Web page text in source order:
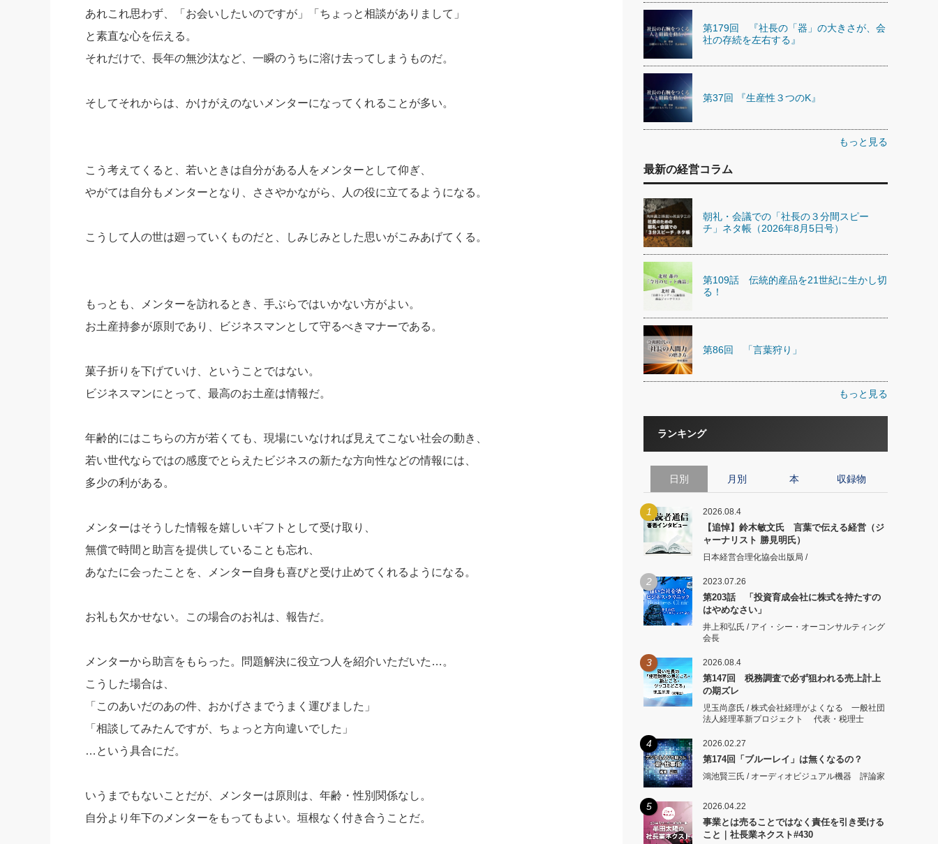
あれこれ思わず、「お会いしたいのですが」「ちょっと相談がありまして」
と素直な心を伝える。
それだけで、長年の無沙汰など、一瞬のうちに溶け去ってしまうものだ。
そしてそれからは、かけがえのないメンターになってくれることが多い。
こう考えてくると、若いときは自分がある人をメンターとして仰ぎ、
やがては自分もメンターとなり、ささやかながら、人の役に立てるようになる。
こうして人の世は廻っていくものだと、しみじみとした思いがこみあげてくる。
もっとも、メンターを訪れるとき、手ぶらではいかない方がよい。
お土産持参が原則であり、ビジネスマンとして守るべきマナーである。
菓子折りを下げていけ、ということではない。
ビジネスマンにとって、最高のお土産は情報だ。
年齢的にはこちらの方が若くても、現場にいなければ見えてこない社会の動き、
若い世代ならではの感度でとらえたビジネスの新たな方向性などの情報には、
多少の利がある。
メンターはそうした情報を嬉しいギフトとして受け取り、
無償で時間と助言を提供していることも忘れ、
あなたに会ったことを、メンター自身も喜びと受け止めてくれるようになる。
お礼も欠かせない。この場合のお礼は、報告だ。
メンターから助言をもらった。問題解決に役立つ人を紹介いただいた…。
こうした場合は、
「このあいだのあの件、おかげさまでうまく運びました」
「相談してみたんですが、ちょっと方向違いでした」
…という具合にだ。
いうまでもないことだが、メンターは原則は、年齢・性別関係なし。
自分より年下のメンターをもってもよい。垣根なく付き合うことだ。
第179回 『社長の「器」の大きさが、会
社の存続を左右する』
第37回 『生産性３つのK』
もっと見る
最新の経営コラム
朝礼・会議での「社長の３分間スピー
チ」ネタ帳（2026年8月5日号）
第109話 伝統的産品を21世紀に生かし切
る！
第86回 「言葉狩り」
もっと見る
ランキング
日別 月別 本 収録物
1 2026.08.4
【追悼】鈴木敏文氏 言葉で伝える経営（ジ
ャーナリスト 勝見明氏）
日本経営合理化協会出版局 /
2 2023.07.26
第203話 「投資育成会社に株式を持たすの
はやめなさい」
井上和弘氏 / アイ・シー・オーコンサルティング
会長
3 2026.08.4
第147回 税務調査で必ず狙われる売上計上
の期ズレ
児玉尚彦氏 / 株式会社経理がよくなる 一般社団
法人経理革新プロジェクト 代表・税理士
4 2026.02.27
第174回「ブルーレイ」は無くなるの？
鴻池賢三氏 / オーディオビジュアル機器 評論家
5 2026.04.22
事業とは売ることではなく責任を引き受ける
こと｜社長業ネクスト#430